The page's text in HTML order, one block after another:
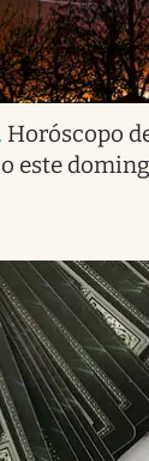
. Horóscopo
este